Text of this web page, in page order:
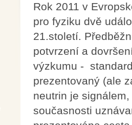
Rok 2011 v
pro fyziku dvě
21.století.
potvrzení a
výzkumu -
prezentovaný (ale
neutrin je
současnosti